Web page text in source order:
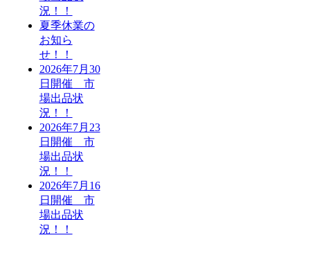
況！！
夏季休業の
お知ら
せ！！
2026年7月30
日開催 市
場出品状
況！！
2026年7月23
日開催 市
場出品状
況！！
2026年7月16
日開催 市
場出品状
況！！